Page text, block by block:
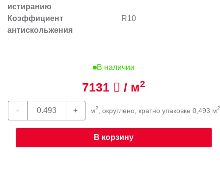
истиранию
Коэффициент
антискольжения
R10
В наличии
7131 / м2
м2, округлено, кратно упаковке 0,493 м2
В корзину